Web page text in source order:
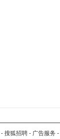
- 搜狐招聘 - 广告服务 -